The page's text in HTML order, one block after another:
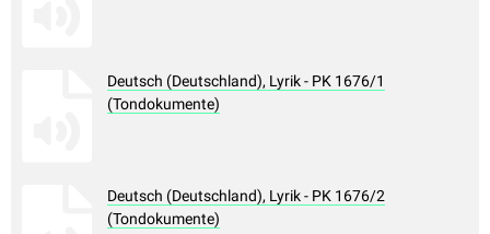
Deutsch (Deutschland), Lyrik - PK 1676/1
(Tondokumente)
Deutsch (Deutschland), Lyrik - PK 1676/2
(Tondokumente)